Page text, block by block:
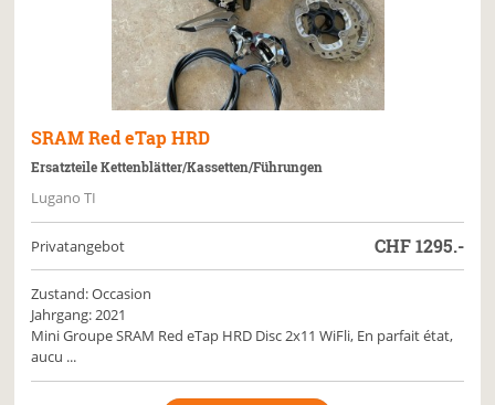
SRAM Red eTap HRD
Ersatzteile Kettenblätter/Kassetten/Führungen
Lugano TI
Privatangebot CHF1295.-
Zustand: Occasion
Jahrgang: 2021
Mini Groupe SRAM Red eTap HRD Disc 2x11 WiFli, En parfait état,
aucu ...